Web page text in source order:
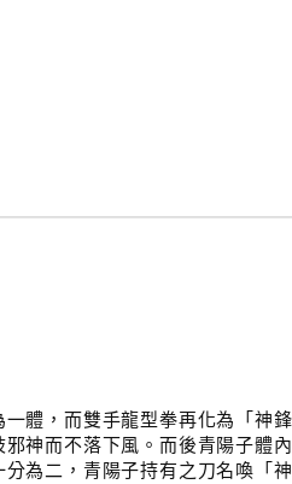
體，而雙手龍型拳再化為「神
神而不落下風。而後青陽子體
為二，青陽子持有之刀名喚「